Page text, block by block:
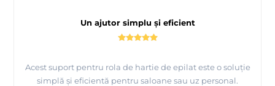
Un ajutor simplu și eficient
Acest suport pentru rola de hartie de epilat este o soluție
simplă și eficientă pentru saloane sau uz personal.